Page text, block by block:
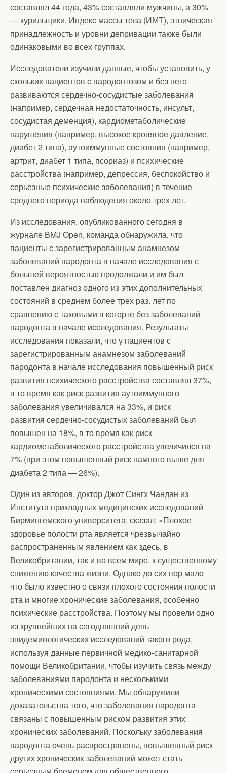
составлял 44 года, 43% составляли мужчины, а 30%
— курильщики. Индекс массы тела (ИМТ), этническая
принадлежность и уровни депривации также были
одинаковыми во всех группах.
Исследователи изучили данные, чтобы установить, у
скольких пациентов с пародонтозом и без него
развиваются сердечно-сосудистые заболевания
(например, сердечная недостаточность, инсульт,
сосудистая деменция), кардиометаболические
нарушения (например, высокое кровяное давление,
диабет 2 типа), аутоиммунные состояния (например,
артрит, диабет 1 типа, псориаз) и психические
расстройства (например, депрессия, беспокойство и
серьезные психические заболевания) в течение
среднего периода наблюдения около трех лет.
Из исследования, опубликованного сегодня в
журнале BMJ Open, команда обнаружила, что
пациенты с зарегистрированным анамнезом
заболеваний пародонта в начале исследования с
большей вероятностью продолжали и им был
поставлен диагноз одного из этих дополнительных
состояний в среднем более трех раз. лет по
сравнению с таковыми в когорте без заболеваний
пародонта в начале исследования. Результаты
исследования показали, что у пациентов с
зарегистрированным анамнезом заболеваний
пародонта в начале исследования повышенный риск
развития психического расстройства составлял 37%,
в то время как риск развития аутоиммунного
заболевания увеличивался на 33%, и риск
развития сердечно-сосудистых заболеваний был
повышен на 18%, в то время как риск
кардиометаболического расстройства увеличился на
7% (при этом повышенный риск намного выше для
диабета 2 типа — 26%).
Один из авторов, доктор Джот Сингх Чандан из
Института прикладных медицинских исследований
Бирмингемского университета, сказал: «Плохое
здоровье полости рта является чрезвычайно
распространенным явлением как здесь, в
Великобритании, так и во всем мире. к существенному
снижению качества жизни. Однако до сих пор мало
что было известно о связи плохого состояния полости
рта и многие хронические заболевания, особенно
психические расстройства. Поэтому мы провели одно
из крупнейших на сегодняшний день
эпидемиологических исследований такого рода,
используя данные первичной медико-санитарной
помощи Великобритании, чтобы изучить связь между
заболеваниями пародонта и несколькими
хроническими состояниями. Мы обнаружили
доказательства того, что заболевания пародонта
связаны с повышенным риском развития этих
хронических заболеваний. Поскольку заболевания
пародонта очень распространены, повышенный риск
других хронических заболеваний может стать